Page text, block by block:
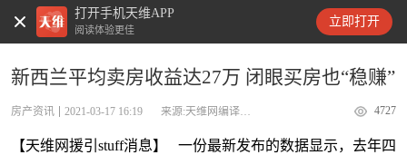
打开手机天维APP
阅读体验更佳
立即打开
天维新闻
新西兰平均卖房收益达27万 闭眼买房也“稳赚”
房产资讯 2021-03-17 16:19 4727
【天维网援引stuff消息】 一份最新发布的数据显示，去年四